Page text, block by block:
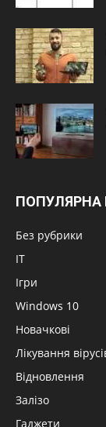
ПОПУЛЯРНА
Без рубрики
IT
Ігри
Windows 10
Новачкові
Лікування
Відновлення
Залізо
Гаджети